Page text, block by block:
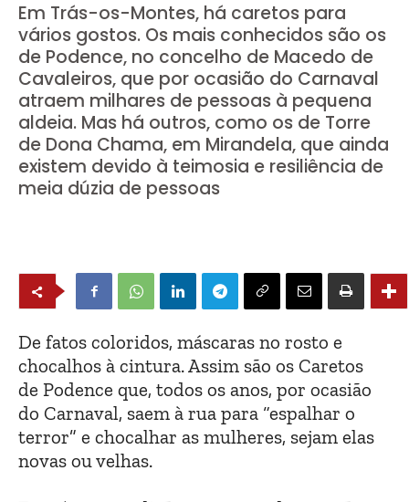
Em Trás-os-Montes, há caretos para
vários gostos. Os mais conhecidos são os
de Podence, no concelho de Macedo de
Cavaleiros, que por ocasião do Carnaval
atraem milhares de pessoas à pequena
aldeia. Mas há outros, como os de Torre
de Dona Chama, em Mirandela, que ainda
existem devido à teimosia e resiliência de
meia dúzia de pessoas
De fatos coloridos, máscaras no rosto e
chocalhos à cintura. Assim são os Caretos
de Podence que, todos os anos, por ocasião
do Carnaval, saem à rua para “espalhar o
terror” e chocalhar as mulheres, sejam elas
novas ou velhas.